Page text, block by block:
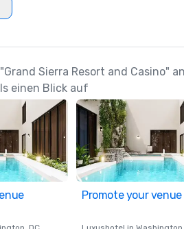
Sierra Resort and Casino"
einen Blick auf
Promote your venue